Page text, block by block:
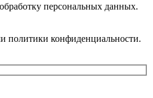
персональных данных.
политики конфиденциальности.